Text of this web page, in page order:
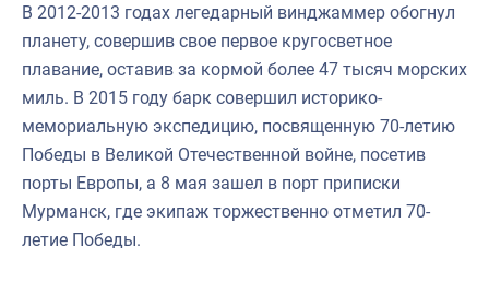
В 2012-2013 годах легедарный винджаммер обогнул
планету, совершив свое первое кругосветное
плавание, оставив за кормой более 47 тысяч морских
миль. В 2015 году барк совершил историко-
мемориальную экспедицию, посвященную 70-летию
Победы в Великой Отечественной войне, посетив
порты Европы, а 8 мая зашел в порт приписки
Мурманск, где экипаж торжественно отметил 70-
летие Победы.